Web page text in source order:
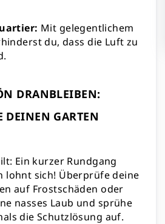
Mit gelegentlichem
du, dass die Luft zu
DRANBLEIBEN:
DEINEN GARTEN
Ein kurzer Rundgang
lohnt sich! Überprüfe deine
auf Frostschäden oder
nasses Laub und sprühe
die Schutzlösung auf.